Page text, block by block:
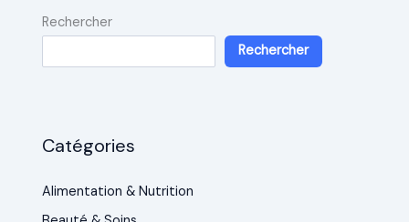
Rechercher
Rechercher
Catégories
Alimentation & Nutrition